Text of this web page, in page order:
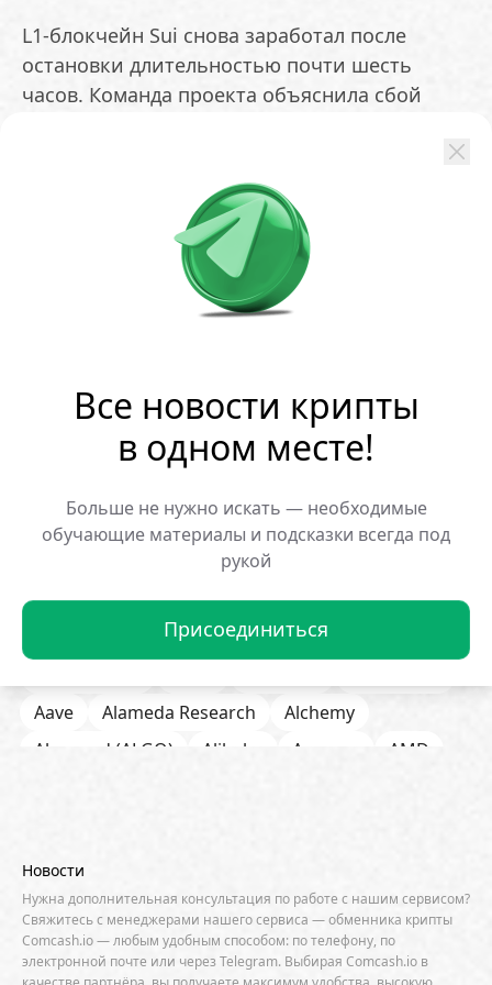
Все новости крипты
в одном месте!
Больше не нужно искать — необходимые
обучающие материалы и подсказки всегда под
рукой
Присоединиться
L1-блокчейн Sui снова заработал после
остановки длительностью почти шесть
часов. Команда проекта объяснила сбой
возникшей после обновления версии 1.72. В
течение этого времени валидаторы не
создавали новые блоки. На фоне
происшествия токен SUI подешевел
примерно на 6,6%, опустившись до $0,90, а
затем частично восстановился до $0,93.
Мем-монета BP на Solana
взлетела на 608%
Криптокит
обвале XVS
Aave
Alameda Research
Alchemy
Algorand (ALGO)
Alibaba Amazon
AMD
Aster
Binance
BIS Bitcoin Core
Bitcoin Pizza Day
Bitfarms
Bitfinex Bitget
Bithumb
BitMEX
BitOK Bitwise BlackRock Block
Новости
Нужна дополнительная консультация по работе с нашим сервисом?
Свяжитесь с менеджерами нашего сервиса — обменника крипты
Comcash.io — любым удобным способом: по телефону, по
электронной почте или через Telegram. Выбирая Comcash.io в